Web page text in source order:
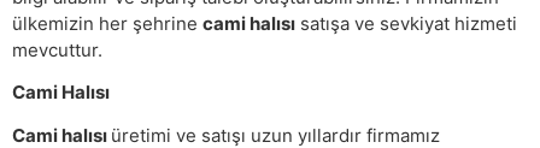
ülkemizin her şehrine cami halısı satışa ve sevkiyat hizmeti
mevcuttur.
Cami Halısı
Cami halısı üretimi ve satışı uzun yıllardır firmamız